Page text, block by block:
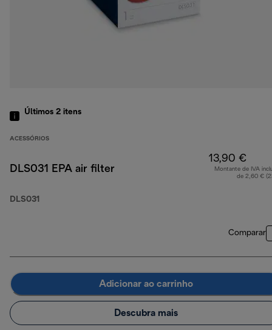
Últimos 2 itens
ACESSÓRIOS
DLS031 EPA air filter
DLS031
13,90 €
Montante de IVA
de 2,60 €
Comparar
Adicionar ao carrinho
Descubra mais